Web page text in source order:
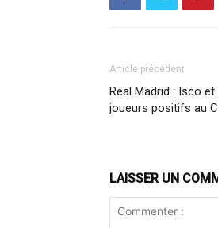
Article précédent
Real Madrid : Isco
joueurs positifs au
LAISSER UN